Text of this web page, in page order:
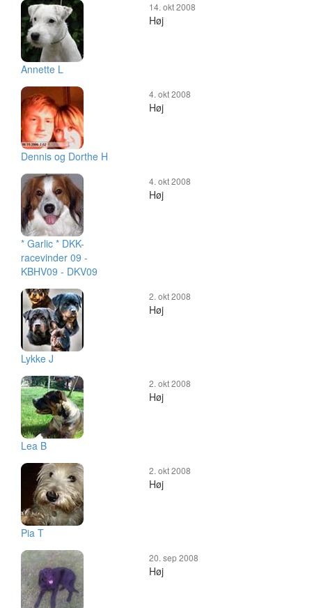
Annette L
14. okt 2008
Høj
Dennis og Dorthe H
4. okt 2008
Høj
* Garlic * DKK-
racevinder 09 -
KBHV09 - DKV09
4. okt 2008
Høj
Lykke J
2. okt 2008
Høj
Lea B
2. okt 2008
Høj
Pia T
2. okt 2008
Høj
20. sep 2008
Høj